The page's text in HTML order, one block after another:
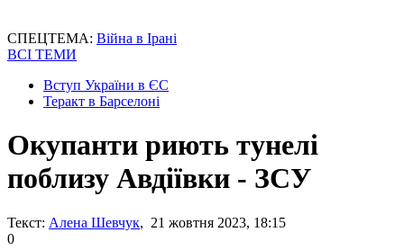
СПЕЦТЕМА: Війна в Ірані
ВСІ ТЕМИ
Вступ України в ЄС
Теракт в Барселоні
Окупанти риють тунелі
поблизу Авдіївки - ЗСУ
Текст: Алена Шевчук, 21 жовтня 2023, 18:15
0